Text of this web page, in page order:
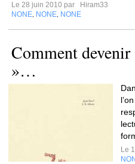
Le 28 juin 2010 par
Hiram33
NONE NONE NONE
Comment
»…
Le